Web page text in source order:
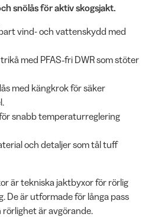
snölås för aktiv skogsjakt.
vind- och vattenskydd med
med PFAS‑fri DWR som stöter
med kängkrok för säker
snabb temperaturreglering
och detaljer som tål tuff
är tekniska jaktbyxor för rörlig
De är utformade för långa pass
är avgörande.